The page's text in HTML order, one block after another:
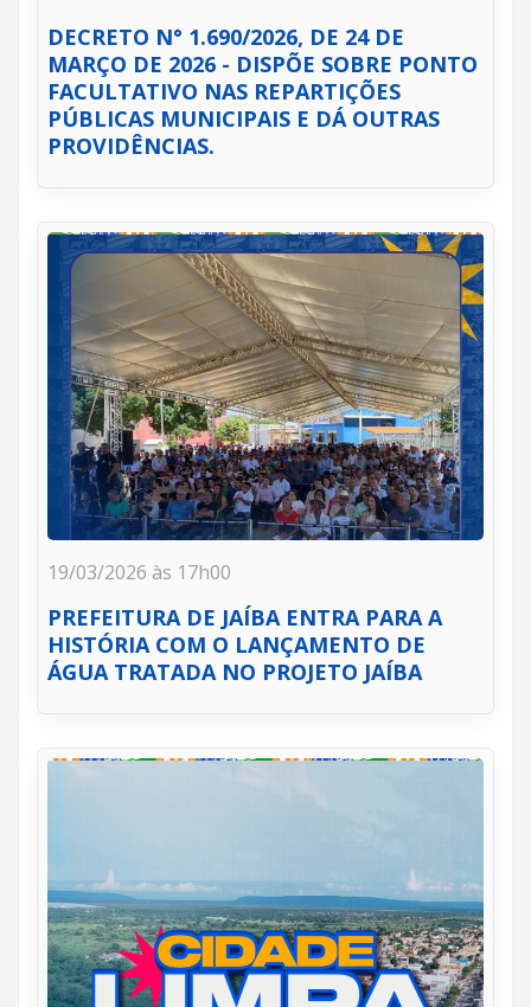
DECRETO N° 1.690/2026, DE 24 DE
MARÇO DE 2026 - DISPÕE SOBRE PONTO
FACULTATIVO NAS REPARTIÇÕES
PÚBLICAS MUNICIPAIS E DÁ OUTRAS
PROVIDÊNCIAS.
19/03/2026 às 17h00
PREFEITURA DE JAÍBA ENTRA PARA A
HISTÓRIA COM O LANÇAMENTO DE
ÁGUA TRATADA NO PROJETO JAÍBA